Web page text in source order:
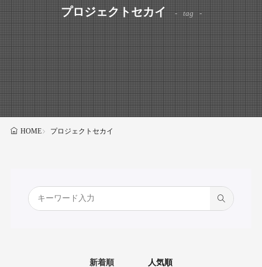
プロジェクトセカイ tag
HOME プロジェクトセカイ
新着順 人気順